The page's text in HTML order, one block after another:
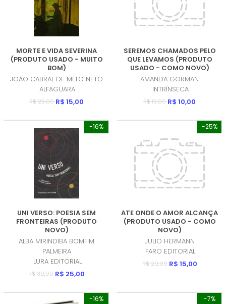
MORTE E VIDA SEVERINA
(PRODUTO USADO - MUITO
BOM)
JOAO CABRAL DE MELO NETO
ALFAGUARA
R$ 25,00 R$ 15,00
SEREMOS CHAMADOS PELO
QUE LEVAMOS (PRODUTO
USADO - COMO NOVO)
AMANDA GORMAN
INTRÍNSECA
R$ 15,00 R$ 10,00
-16%
UNI VERSO: POESIA SEM
FRONTEIRAS (PRODUTO
NOVO)
ALBA MIRINDIBA BOMFIM
PALMEIRA
LURA EDITORIAL
R$ 30,00 R$ 25,00
-25%
ATE ONDE O AMOR ALCANÇA
(PRODUTO USADO - COMO
NOVO)
JULIO HERMANN
FARO EDITORIAL
R$ 20,00 R$ 15,00
-16%
-7%